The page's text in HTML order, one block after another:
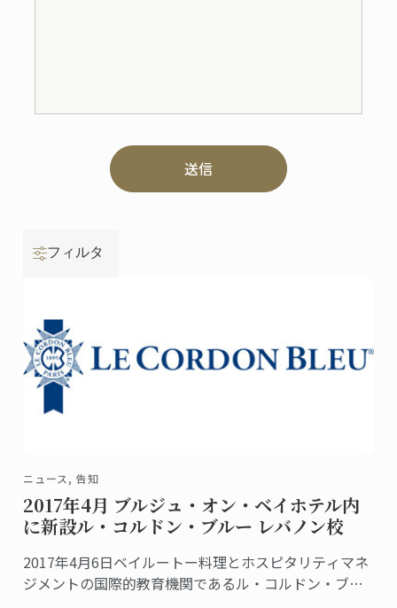
送信
フィルタ
ニュース, 告知
2017年4月 ブルジュ・オン・ベイホテル内
に新設ル・コルドン・ブルー レバノン校
2017年4月6日ベイルートー料理とホスピタリティマネ
ジメントの国際的教育機関であるル・コルドン・ブル